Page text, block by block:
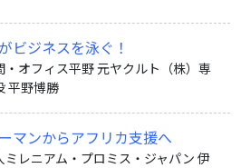
ビジネスを泳ぐ！
・オフィス平野 元ヤクルト（株）専
平野博勝
マンからアフリカ支援へ
ミレニアム・プロミス・ジャパン 伊